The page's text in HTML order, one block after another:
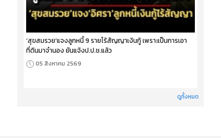
‘สุขสมรวย’แจงลูกหนี้ 9 รายไร้สัญญาเงินกู้ เพราะเป็นการเอา
ที่ดินมาจำนอง ยันแจ้งป.ป.ช.แล้ว
05 สิงหาคม 2569
ดูทั้งหมด